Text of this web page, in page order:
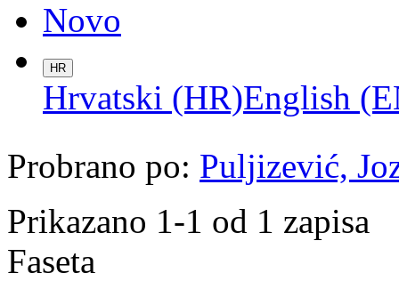
Novo
HR
Hrvatski (HR)English
Probrano po: Puljizević,
Prikazano 1-1 od 1 zapisa
Faseta